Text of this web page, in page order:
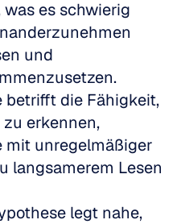
es schwierig
und
betrifft die Fähigkeit,
erkennen,
mit unregelmäßiger
langsamerem Lesen
legt nahe,